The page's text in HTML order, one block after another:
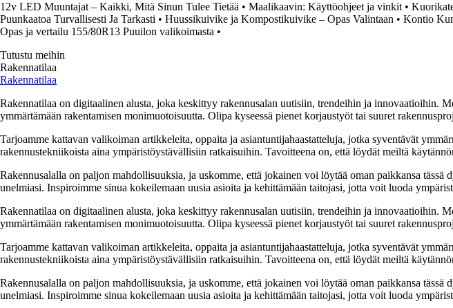
12v LED Muuntajat – Kaikki, Mitä Sinun Tulee Tietää • Maalikaavin: Käyttöohjeet ja vinkit •
Puunkaatoa Turvallisesti Ja Tarkasti • Huussikuivike ja Kompostikuivike – Opas Valintaan • Kontio
Opas ja vertailu 155/80R13 Puuilon valikoimasta •
Tutustu meihin
Rakennatilaa
Rakennatilaa
Rakennatilaa on digitaalinen alusta, joka keskittyy rakennusalan uutisiin, trendeihin ja innovaatioihin.
ymmärtämään rakentamisen monimuotoisuutta. Olipa kyseessä pienet korjaustyöt tai suuret
Tarjoamme kattavan valikoiman artikkeleita, oppaita ja asiantuntijahaastatteluja, jotka syventävät
rakennustekniikoista aina ympäristöystävällisiin ratkaisuihin. Tavoitteena on, että löydät meiltä
Rakennusalalla on paljon mahdollisuuksia, ja uskomme, että jokainen voi löytää oman paikkansa tässä
unelmiasi. Inspiroimme sinua kokeilemaan uusia asioita ja kehittämään taitojasi, jotta voit luoda
Rakennatilaa on digitaalinen alusta, joka keskittyy rakennusalan uutisiin, trendeihin ja innovaatioihin.
ymmärtämään rakentamisen monimuotoisuutta. Olipa kyseessä pienet korjaustyöt tai suuret
Tarjoamme kattavan valikoiman artikkeleita, oppaita ja asiantuntijahaastatteluja, jotka syventävät
rakennustekniikoista aina ympäristöystävällisiin ratkaisuihin. Tavoitteena on, että löydät meiltä
Rakennusalalla on paljon mahdollisuuksia, ja uskomme, että jokainen voi löytää oman paikkansa tässä
unelmiasi. Inspiroimme sinua kokeilemaan uusia asioita ja kehittämään taitojasi, jotta voit luoda